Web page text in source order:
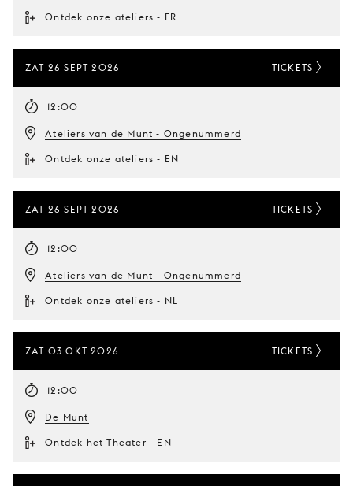
Ontdek onze ateliers - FR
ZAT 26 SEPT 2026
12:00
Ateliers van de Munt - Ongenummerd
Ontdek onze ateliers - EN
TICKETS
ZAT 26 SEPT 2026
12:00
Ateliers van de Munt - Ongenummerd
Ontdek onze ateliers - NL
TICKETS
ZAT 03 OKT 2026
12:00
De Munt
Ontdek het Theater - EN
TICKETS